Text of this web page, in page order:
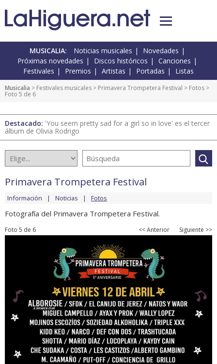
MUSICALIA: Noticias musicales
Novedades
Próximas novedades
Discos históricos
Canciones
Festivales
Premios Artistas Portadas Listas
Musicalia > Festivales musicales > Primavera Trompetera Festival > Fotos >
Foto 5 de 6
Destacado: 'You seem pretty sad for a girl so in love' es el tercer
álbum de Olivia Rodrigo
Primavera Trompetera Festival
Información Noticias Fotos
Fotografía del Primavera Trompetera Festival.
Foto 5 de 6 << Anterior Siguiente >>